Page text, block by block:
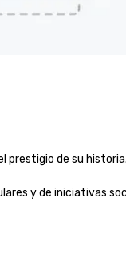
prestigio de su historia.
y de iniciativas